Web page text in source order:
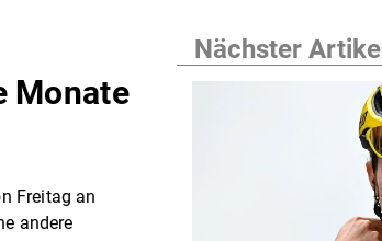
Monate
Freitag an
andere
Nächster Artikel